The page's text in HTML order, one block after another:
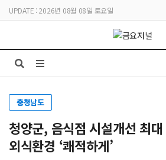
UPDATE : 2026년 08월 08일 토요일
충청남도
청양군, 음식점 시설개선 최
외식환경 ‘쾌적하게’